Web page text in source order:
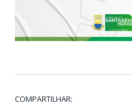
COMPARTILHAR: